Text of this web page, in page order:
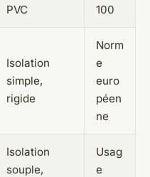
PVC
100
Isolation
simple,
rigide
Norm
e
euro
péen
ne
Isolation
souple,
Usag
e